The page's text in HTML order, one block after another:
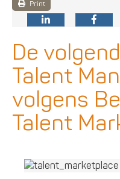
Print
De
Talent
volgens
Talent